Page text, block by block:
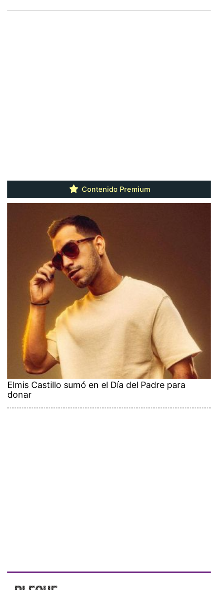
Contenido Premium
Elmis Castillo sumó en el Día del Padre para
donar